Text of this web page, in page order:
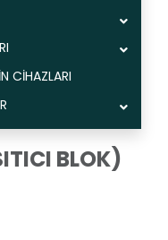
CİHAZLARI
BLOK)